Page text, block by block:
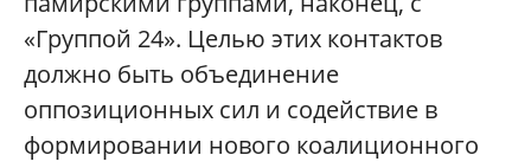
«Группой 24». Целью этих контактов
должно быть объединение
оппозиционных сил и содействие в
формировании нового коалиционного